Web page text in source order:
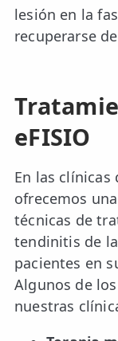
lesión en la
recuperarse
eFISIO
En las clínicas
ofrecemos
técnicas de
tendinitis de
pacientes en
Algunos de
nuestras